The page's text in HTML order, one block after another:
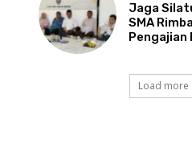
Jaga
SMA
Pengajian
Load more